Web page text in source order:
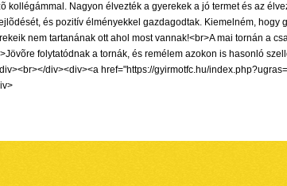
Nagyon élvezték a gyerekek a jó termet és az
és pozitív élményekkel gazdagodtak. Kiemelném,
nem tartanának ott ahol most vannak!<br>A mai tornán a
folytatódnak a tornák, és remélem azokon is hasonló
div><div><a href="https://gyirmotfc.hu/